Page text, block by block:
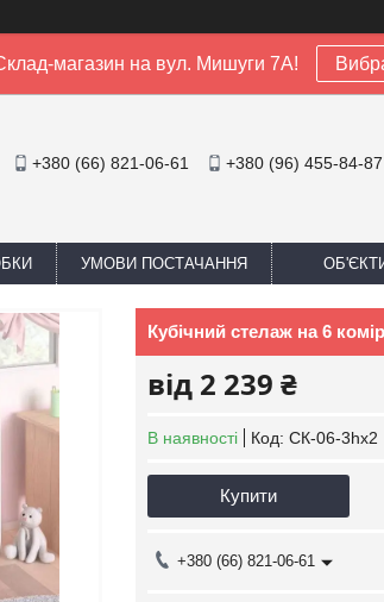
Склад-магазин на вул. Мишуги 7А!
+380 (66) 821-06-61 +380 (96) 455-84-87
УМОВИ ПОСТАЧАННЯ
Кубічний стелаж на 6
від 2 239 ₴
В наявності Код: СК-06-3hx2
Купити
+380 (66) 821-06-61